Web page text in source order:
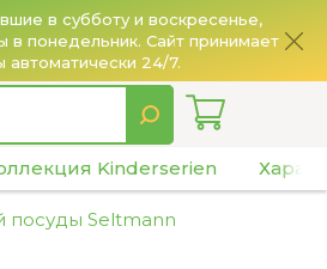
в субботу и воскресенье,
в понедельник. Сайт принимает
автоматически 24/7.
Kinderserien
посуды Seltmann